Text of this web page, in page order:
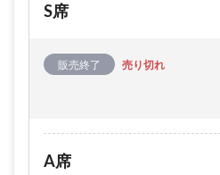
S席
販売終了 売り切れ
A席